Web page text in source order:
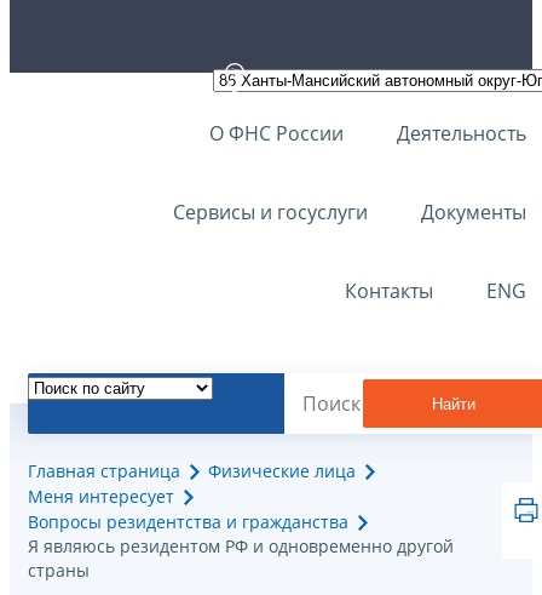
О ФНС России Деятельность
Сервисы и госуслуги Документы
Контакты ENG
Найти
Главная страница
Физические лица
Меня интересует
Вопросы резидентства и гражданства
Я являюсь резидентом РФ и одновременно другой
страны